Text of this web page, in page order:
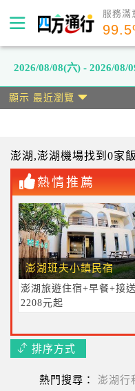
服務滿
99.5
2026/08/08(六) - 2026/08/
顯示 最近瀏覽
澎湖 ,澎湖機場找到0家
熱情推薦
澎湖班夫小鎮民宿
澎湖旅遊住宿+早餐+接送
2208元起
排序方式
熱門搜尋： 澎湖行